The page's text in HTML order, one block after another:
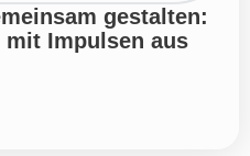
gestalten:
mit Impulsen aus